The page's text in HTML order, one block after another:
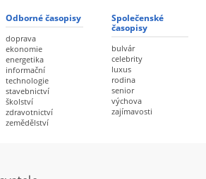
Odborné časopisy
doprava
ekonomie
energetika
informační
technologie
stavebnictví
školství
zdravotnictví
zemědělství
Společenské
časopisy
bulvár
celebrity
luxus
rodina
senior
výchova
zajímavosti